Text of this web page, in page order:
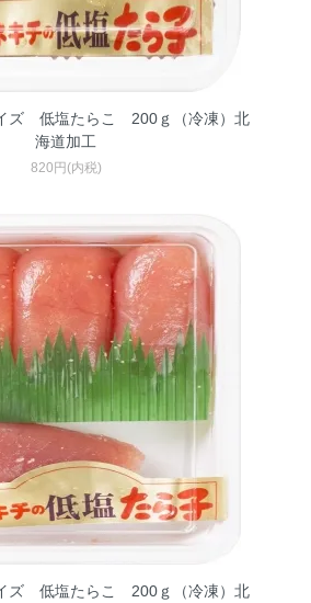
ズ 低塩たらこ 200ｇ（冷凍）北
海道加工
820円(内税)
ズ 低塩たらこ 200ｇ（冷凍）北